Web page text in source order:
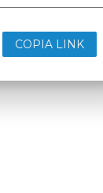
COPIA LINK